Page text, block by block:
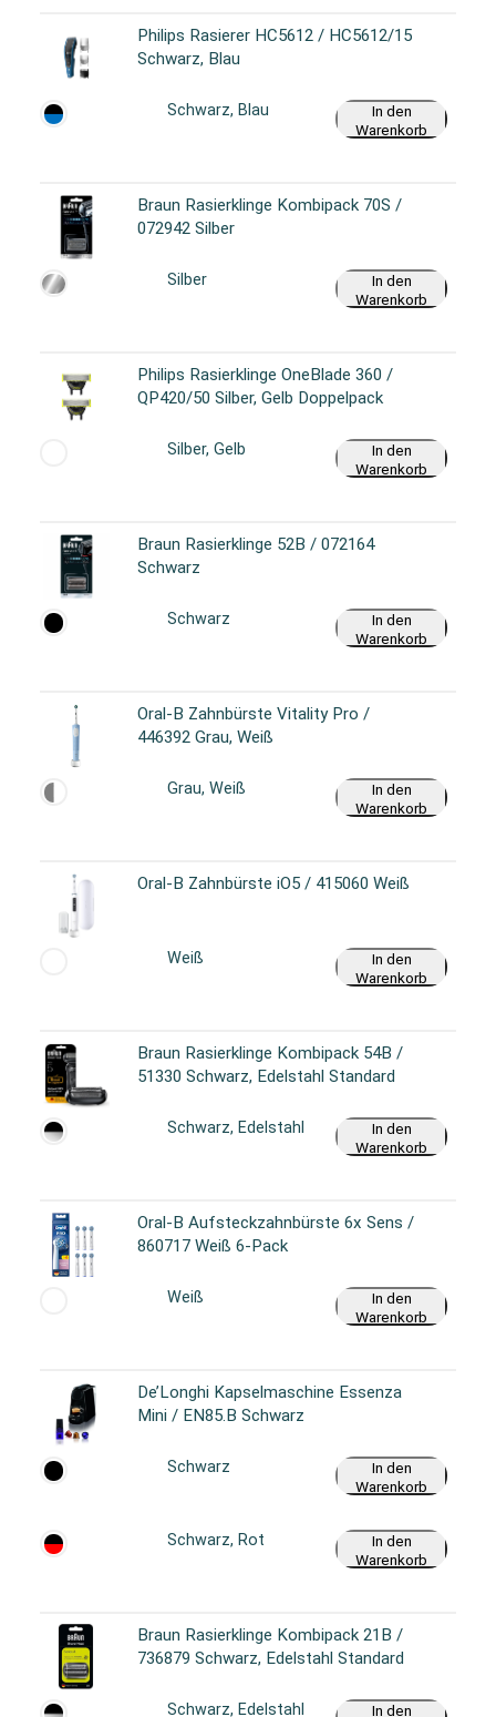
Philips Rasierer HC5612 / HC5612/15
Schwarz, Blau
Schwarz, Blau
In den
Warenkorb
Braun Rasierklinge Kombipack 70S /
072942 Silber
Silber
In den
Warenkorb
Philips Rasierklinge OneBlade 360 /
QP420/50 Silber, Gelb Doppelpack
Silber, Gelb
In den
Warenkorb
Braun Rasierklinge 52B / 072164
Schwarz
Schwarz
In den
Warenkorb
Oral-B Zahnbürste Vitality Pro /
446392 Grau, Weiß
Grau, Weiß
In den
Warenkorb
Oral-B Zahnbürste iO5 / 415060 Weiß
Weiß
In den
Warenkorb
Braun Rasierklinge Kombipack 54B /
51330 Schwarz, Edelstahl Standard
Schwarz, Edelstahl
In den
Warenkorb
Oral-B Aufsteckzahnbürste 6x Sens /
860717 Weiß 6-Pack
Weiß
In den
Warenkorb
De’Longhi Kapselmaschine Essenza
Mini / EN85.B Schwarz
Schwarz
In den
Warenkorb
Schwarz, Rot
In den
Warenkorb
Braun Rasierklinge Kombipack 21B /
736879 Schwarz, Edelstahl Standard
Schwarz, Edelstahl In den